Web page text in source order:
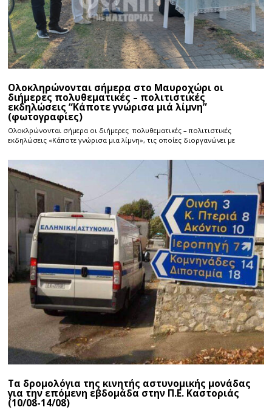
Ολοκληρώνονται σήμερα στο Μαυροχώρι οι
διήμερες πολυθεματικές – πολιτιστικές
εκδηλώσεις “Κάποτε γνώρισα μιά λίμνη”
(φωτογραφίες)
Ολοκλρώνονται σήμερα οι διήμερες πολυθεματικές – πολιτιστικές
εκδηλώσεις «Κάποτε γνώρισα μια λίμνη», τις οποίες διοργανώνει με
Τα δρομολόγια της κινητής αστυνομικής μονάδας
για την επόμενη εβδομάδα στην Π.Ε. Καστοριάς
(10/08-14/08)